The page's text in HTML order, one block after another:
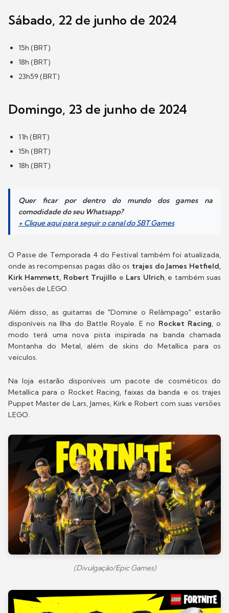
Sábado, 22 de junho de 2024
15h (BRT)
18h (BRT)
23h59 (BRT)
Domingo, 23 de junho de 2024
11h (BRT)
15h (BRT)
18h (BRT)
Quer ficar por dentro do mundo dos games na
comodidade do seu Whatsapp?
+ Clique aqui para seguir o canal do SBT Games
O Passe de Temporada 4 do Festival também foi atualizada,
onde as recompensas pagas dão os trajes do James Hetfield,
Kirk Hammett, Robert Trujillo e Lars Ulrich, e também suas
versões de LEGO.
Além disso, as guitarras de "Domine o Relâmpago" estarão
disponíveis na Ilha do Battle Royale. E no Rocket Racing, o
modo terá uma nova pista inspirada na banda chamada
Montanha do Metal, além de skins do Metallica para os
veículos.
Na loja estarão disponíveis um pacote de cosméticos do
Metallica para o Rocket Racing, faixas da banda e os trajes
Puppet Master de Lars, James, Kirk e Robert com suas versões
LEGO.
(Divulgação/Epic Games)